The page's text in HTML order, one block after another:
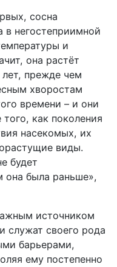
сосна
в негостеприимной
и
она растёт
прежде чем
хворостам
времени – и они
как поколения
насекомых, их
виды.
будет
была раньше»,
источником
служат своего рода
барьерами,
ему постепенно